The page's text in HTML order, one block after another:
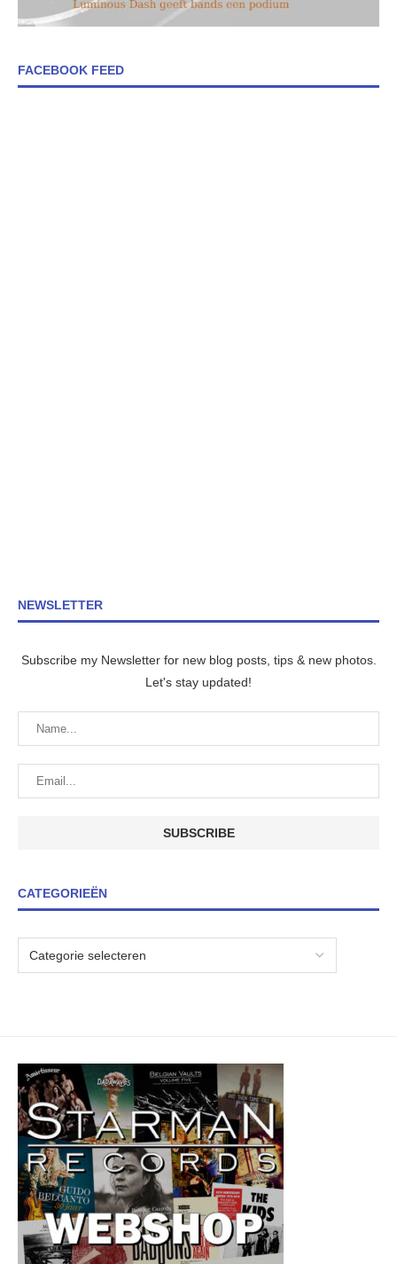
FACEBOOK FEED
NEWSLETTER
Subscribe my Newsletter for new blog posts, tips & new photos.
Let's stay updated!
CATEGORIEËN